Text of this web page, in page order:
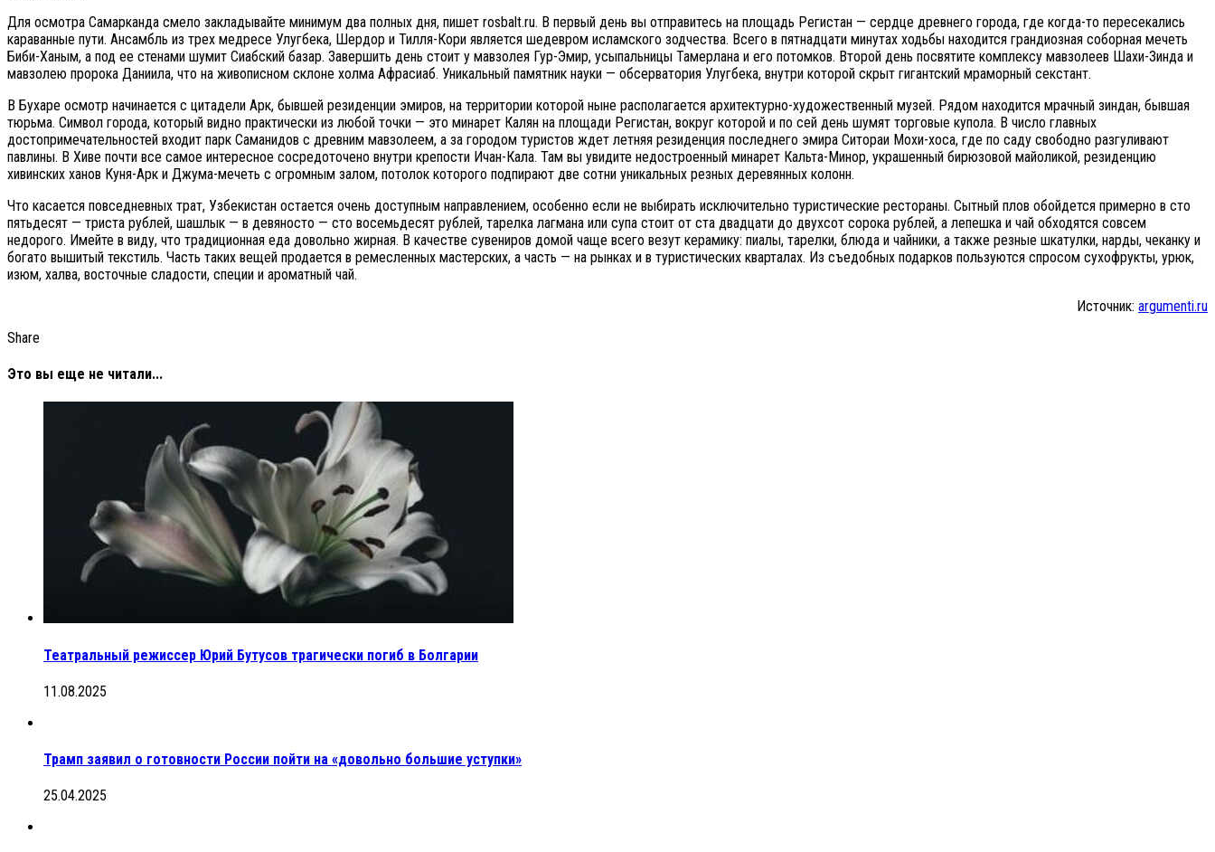
Для осмотра Самарканда смело закладывайте минимум два полных дня, пишет rosbalt.ru. В первый день вы отправитесь на площадь Регистан — сердце древнего города, где когда-то пересекались
караванные пути. Ансамбль из трех медресе Улугбека, Шердор и Тилля-Кори является шедевром исламского зодчества. Всего в пятнадцати минутах ходьбы находится грандиозная соборная мечеть
Биби-Ханым, а под ее стенами шумит Сиабский базар. Завершить день стоит у мавзолея Гур-Эмир, усыпальницы Тамерлана и его потомков. Второй день посвятите комплексу мавзолеев Шахи-Зинда и
мавзолею пророка Даниила, что на живописном склоне холма Афрасиаб. Уникальный памятник науки — обсерватория Улугбека, внутри которой скрыт гигантский мраморный секстант.
В Бухаре осмотр начинается с цитадели Арк, бывшей резиденции эмиров, на территории которой ныне располагается архитектурно-художественный музей. Рядом находится мрачный зиндан, бывшая
тюрьма. Символ города, который видно практически из любой точки — это минарет Калян на площади Регистан, вокруг которой и по сей день шумят торговые купола. В число главных
достопримечательностей входит парк Саманидов с древним мавзолеем, а за городом туристов ждет летняя резиденция последнего эмира Ситораи Мохи-хоса, где по саду свободно разгуливают
павлины. В Хиве почти все самое интересное сосредоточено внутри крепости Ичан-Кала. Там вы увидите недостроенный минарет Кальта-Минор, украшенный бирюзовой майоликой, резиденцию
хивинских ханов Куня-Арк и Джума-мечеть с огромным залом, потолок которого подпирают две сотни уникальных резных деревянных колонн.
Что касается повседневных трат, Узбекистан остается очень доступным направлением, особенно если не выбирать исключительно туристические рестораны. Сытный плов обойдется примерно в сто
пятьдесят — триста рублей, шашлык — в девяносто — сто восемьдесят рублей, тарелка лагмана или супа стоит от ста двадцати до двухсот сорока рублей, а лепешка и чай обходятся совсем
недорого. Имейте в виду, что традиционная еда довольно жирная. В качестве сувениров домой чаще всего везут керамику: пиалы, тарелки, блюда и чайники, а также резные шкатулки, нарды, чеканку и
богато вышитый текстиль. Часть таких вещей продается в ремесленных мастерских, а часть — на рынках и в туристических кварталах. Из съедобных подарков пользуются спросом сухофрукты, урюк,
изюм, халва, восточные сладости, специи и ароматный чай.
Источник: argumenti.ru
Share
Это вы еще не читали...
Театральный режиссер Юрий Бутусов трагически погиб в Болгарии
11.08.2025
Трамп заявил о готовности России пойти на «довольно большие уступки»
25.04.2025